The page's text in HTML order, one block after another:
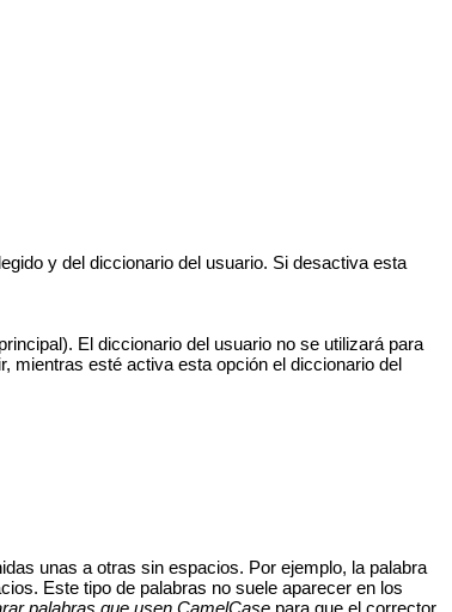
y del diccionario del usuario. Si desactiva esta
El diccionario del usuario no se utilizará para
mientras esté activa esta opción el diccionario del
unas a otras sin espacios. Por ejemplo, la palabra
Este tipo de palabras no suele aparecer en los